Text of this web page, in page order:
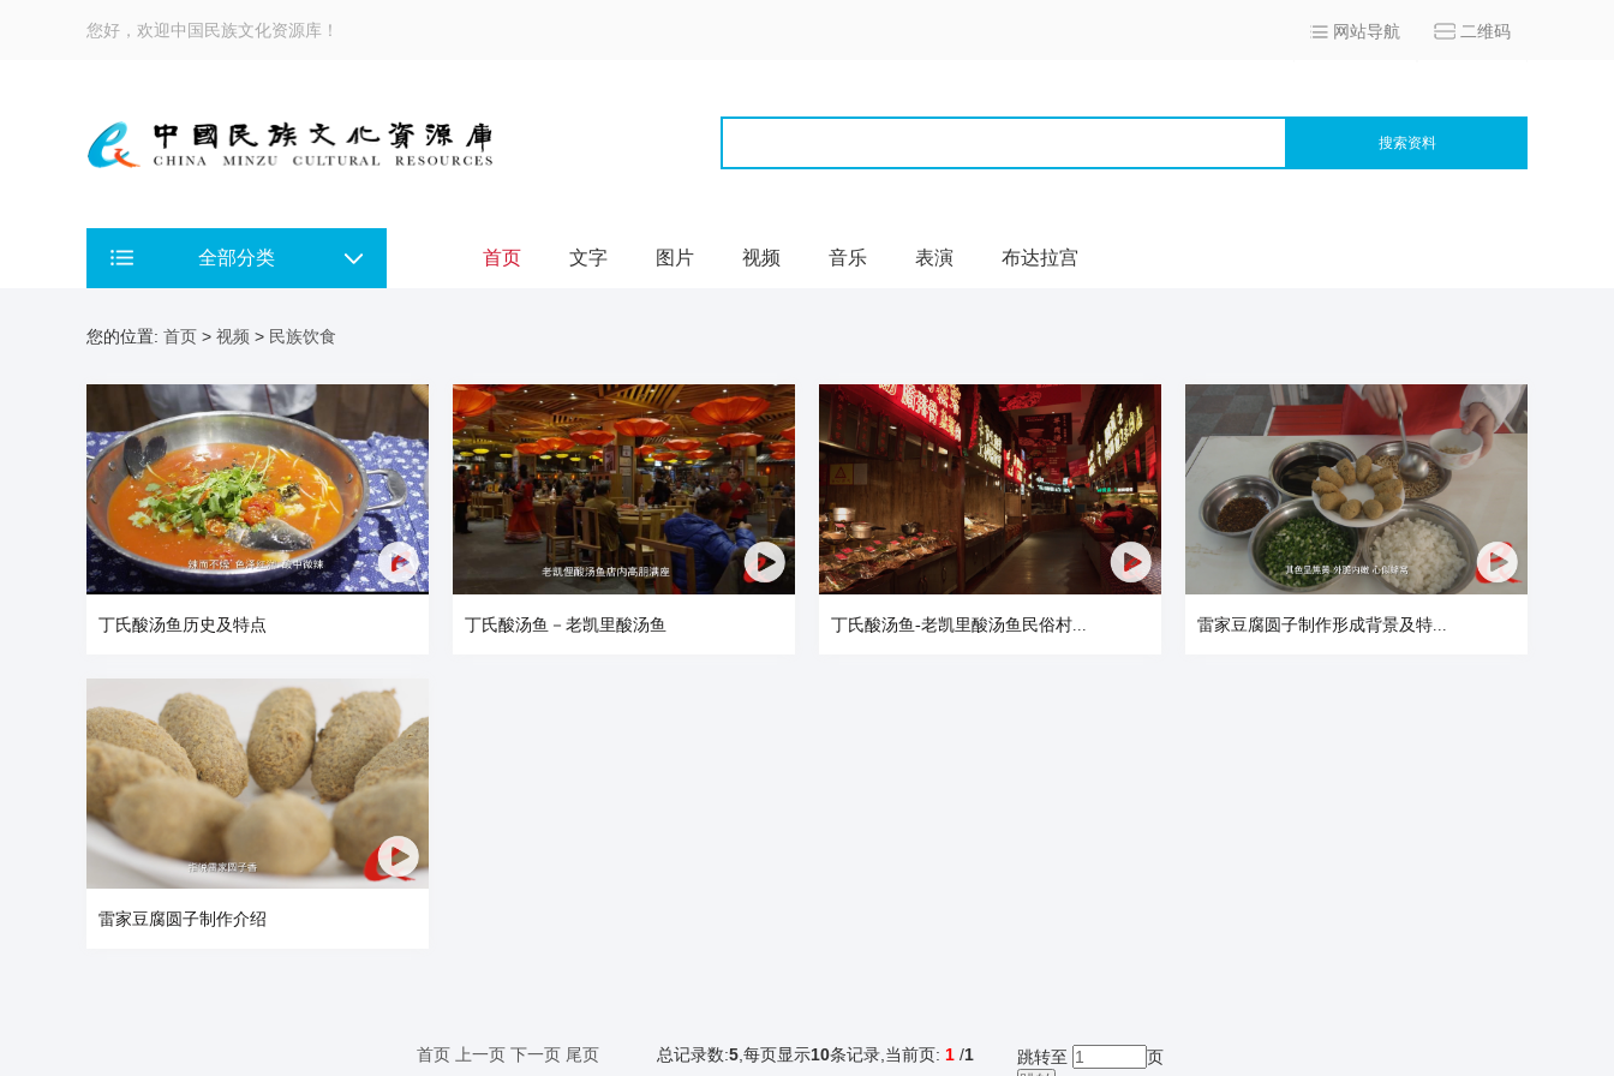
您好，欢迎中国民族文化资源库！ 网站导航 二维码
搜索资料
全部分类 首页 文字 图片 视频 音乐 表演 布达拉宫
您的位置: 首页 > 视频 > 民族饮食
丁氏酸汤鱼历史及特点 丁氏酸汤鱼－老凯里酸汤鱼 丁氏酸汤鱼-老凯里酸汤鱼民俗村... 雷家豆腐圆子制作形成背景及特...
雷家豆腐圆子制作介绍
首页 上一页 下一页 尾页 总记录数:5 ,每页显示10条记录,当前页: 1 /1 跳转至 页